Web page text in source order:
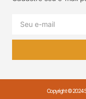
Copyright © 2024